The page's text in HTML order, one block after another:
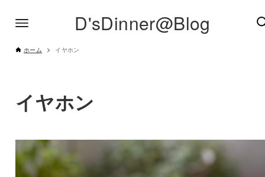
D'sDinner@Blog
ホーム イヤホン
イヤホン